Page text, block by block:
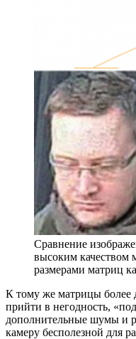
Сравнение
высоким качеством
размерами матриц
К тому же матрицы более
прийти в негодность,
дополнительные шумы и
камеру бесполезной для